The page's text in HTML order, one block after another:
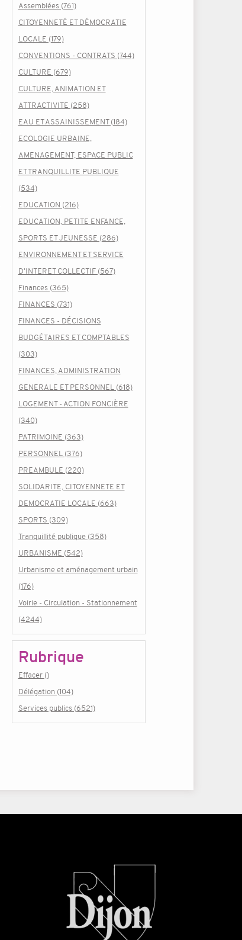
Assemblées (761)
CITOYENNETÉ ET DÉMOCRATIE
LOCALE (179)
CONVENTIONS - CONTRATS (744)
CULTURE (679)
CULTURE, ANIMATION ET
ATTRACTIVITE (258)
EAU ET ASSAINISSEMENT (184)
ECOLOGIE URBAINE,
AMENAGEMENT, ESPACE PUBLIC
ET TRANQUILLITE PUBLIQUE
(534)
EDUCATION (216)
EDUCATION, PETITE ENFANCE,
SPORTS ET JEUNESSE (286)
ENVIRONNEMENT ET SERVICE
D'INTERET COLLECTIF (567)
Finances (365)
FINANCES (731)
FINANCES - DÉCISIONS
BUDGÉTAIRES ET COMPTABLES
(303)
FINANCES, ADMINISTRATION
GENERALE ET PERSONNEL (618)
LOGEMENT - ACTION FONCIÈRE
(340)
PATRIMOINE (363)
PERSONNEL (376)
PREAMBULE (220)
SOLIDARITE, CITOYENNETE ET
DEMOCRATIE LOCALE (663)
SPORTS (309)
Tranquillité publique (358)
URBANISME (542)
Urbanisme et aménagement urbain
(176)
Voirie - Circulation - Stationnement
(4244)
Rubrique
Effacer ()
Délégation (104)
Services publics (6521)